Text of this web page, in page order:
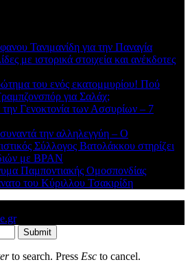
Τανιμανίδη για την Παναγία
με ιστορικά στοιχεία και ανέκδοτες
του ενός εκατομμυρίου! Πού
για Σαλάχ;
Γενοκτονία των Ασσυρίων – 7
την αλληλεγγύη – Ο
Σύλλογος Βατολάκκου στηρίζει
με BPAN
Παμποντιακής Ομοσπονδίας
του Κύριλλου Τσακιρίδη
.
Submit
to search. Press Esc to cancel.